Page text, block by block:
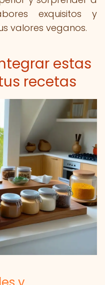
exquisitos y
valores veganos.
estas
recetas